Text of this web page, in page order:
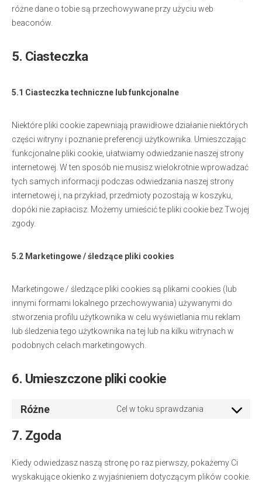
różne dane o tobie są przechowywane przy użyciu web
beaconów.
5. Ciasteczka
5.1 Ciasteczka techniczne lub funkcjonalne
Niektóre pliki cookie zapewniają prawidłowe działanie niektórych
części witryny i poznanie preferencji użytkownika. Umieszczając
funkcjonalne pliki cookie, ułatwiamy odwiedzanie naszej strony
internetowej. W ten sposób nie musisz wielokrotnie wprowadzać
tych samych informacji podczas odwiedzania naszej strony
internetowej i, na przykład, przedmioty pozostają w koszyku,
dopóki nie zapłacisz. Możemy umieścić te pliki cookie bez Twojej
zgody.
5.2 Marketingowe / śledzące pliki cookies
Marketingowe / śledzące pliki cookies są plikami cookies (lub
innymi formami lokalnego przechowywania) używanymi do
stworzenia profilu użytkownika w celu wyświetlania mu reklam
lub śledzenia tego użytkownika na tej lub na kilku witrynach w
podobnych celach marketingowych.
6. Umieszczone pliki cookie
Różne Cel w toku sprawdzania
Consent
różne
7. Zgoda
Kiedy odwiedzasz naszą stronę po raz pierwszy, pokażemy Ci
wyskakujące okienko z wyjaśnieniem dotyczącym plików cookie.